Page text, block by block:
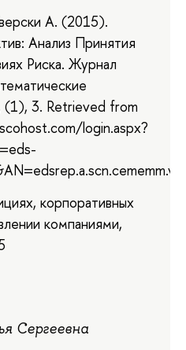
А. (2015).
Анализ Принятия
Риска. Журнал
3. Retrieved from
login.aspx?
корпоративных
компаниями,
Сергеевна